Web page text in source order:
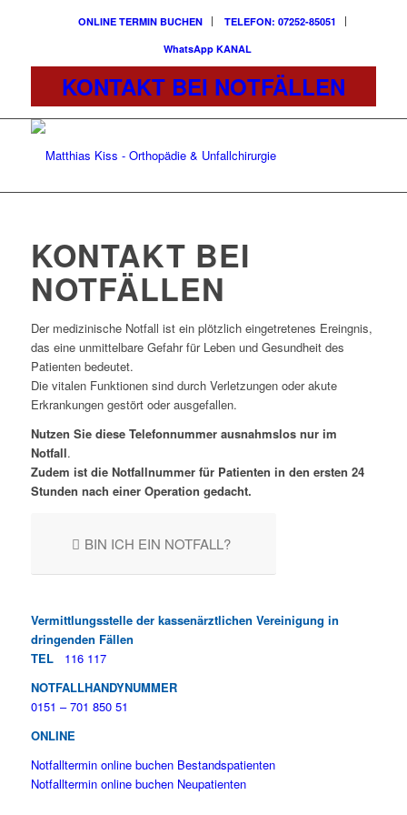
ONLINE TERMIN BUCHEN
TELEFON: 07252-85051
WhatsApp KANAL
KONTAKT BEI NOTFÄLLEN
KONTAKT BEI
NOTFÄLLEN
Der medizinische Notfall ist ein plötzlich eingetretenes Ereingnis,
das eine unmittelbare Gefahr für Leben und Gesundheit des
Patienten bedeutet.
Die vitalen Funktionen sind durch Verletzungen oder akute
Erkrankungen gestört oder ausgefallen.
Nutzen Sie diese Telefonnummer ausnahmslos nur im
Notfall.
Zudem ist die Notfallnummer für Patienten in den ersten 24
Stunden nach einer Operation gedacht.
BIN ICH EIN NOTFALL?
Vermittlungsstelle der kassenärztlichen Vereinigung in
dringenden Fällen
TEL
116 117
NOTFALLHANDYNUMMER
0151 – 701 850 51
ONLINE
Notfalltermin online buchen Bestandspatienten
Notfalltermin online buchen Neupatienten